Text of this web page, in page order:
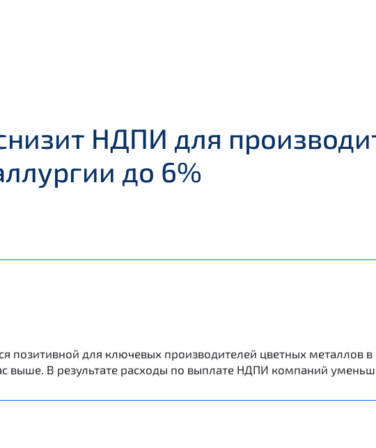
НДПИ для
до 6%
позитивной для ключевых производителей цветных металлов в
выше. В результате расходы по выплате НДПИ компаний